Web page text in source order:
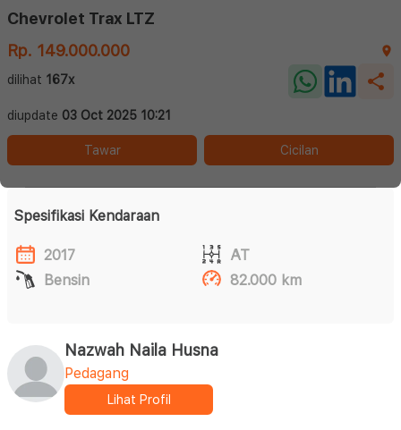
Chevrolet Trax LTZ
Rp. 149.000.000
dilihat 167x
diupdate 03 Oct 2025 10:21
Tawar Cicilan
Spesifikasi Kendaraan
2017
AT
Bensin
82.000 km
Nazwah Naila Husna
Pedagang
Lihat Profil